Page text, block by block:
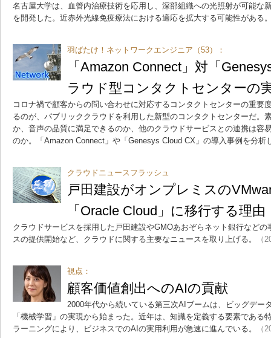
名古屋大学は、血管内治療技術を応用し、深部組織への光照射が可能な
を開発した。近赤外光線免疫療法における適応を拡大する可能性がある
羽ばたけ！ネットワークエンジニア（53）：
「Amazon Connect」対「
ラウド型コンタクトセンターの
コロナ禍で顧客からの問い合わせに対応するコンタクトセンターの重要
るのが、パブリッククラウドを利用した新型のコンタクトセンターだ。
か、音声の品質に満足できるのか、他のクラウドサービスとの連携は容
のか。「Amazon Connect」や「Genesys Cloud CX」の導入事例を分析
クラウドニュースフラッシュ
戸田建設がオンプレミスの
「Oracle Cloud」に移行する理由
クラウドサービスを採用した戸田建設やGMOあおぞらネット銀行など
スの提供開始など、クラウドに関する主要なニュースを取り上げる。
（
視点：
顧客価値創出へのAIの貢献
2000年代から続いている第三次AIブームは、ビッグデー
「機械学習」の実現から始まった。近年は、知識を定義する要素である
ラーニングにより、ビジネスでのAIの実用利用が急速に進んでいる。
（